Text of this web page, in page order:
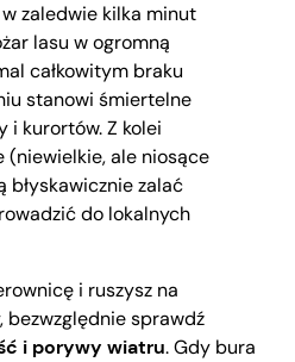
zaledwie kilka minut
lasu w ogromną
całkowitym braku
stanowi śmiertelne
i kurortów. Z kolei
(niewielkie, ale niosące
zalać
do lokalnych
i ruszysz na
sprawdź
i porywy wiatru. Gdy bura